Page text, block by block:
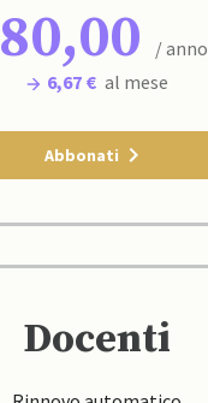
80,00
/ anno
6,67 € al mese
Abbonati
Docenti